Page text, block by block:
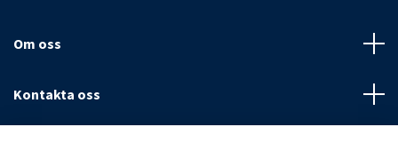
Om oss
Kontakta oss